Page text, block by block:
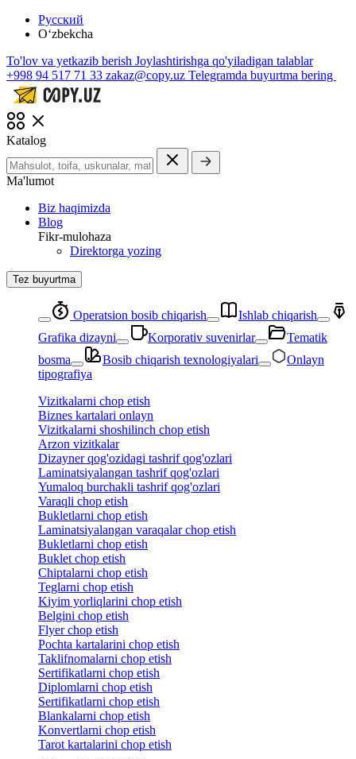
Русский
O‘zbekcha
To'lov va yetkazib berish Joylashtirishga qo'yiladigan talablar
+998 94 517 71 33 zakaz@copy.uz Telegramda buyurtma bering
Katalog
Ma'lumot
Biz haqimizda
Blog
Fikr-mulohaza
Direktorga yozing
Tez buyurtma
Operatsion bosib chiqarish
Ishlab chiqarish
Grafika dizayni
Korporativ suvenirlar
Tematik
bosma
Bosib chiqarish texnologiyalari
Onlayn
tipografiya
Vizitkalarni chop etish
Biznes kartalari onlayn
Vizitkalarni shoshilinch chop etish
Arzon vizitkalar
Dizayner qog'ozidagi tashrif qog'ozlari
Laminatsiyalangan tashrif qog'ozlari
Yumaloq burchakli tashrif qog'ozlari
Varaqli chop etish
Bukletlarni chop etish
Laminatsiyalangan varaqalar chop etish
Bukletlarni chop etish
Buklet chop etish
Chiptalarni chop etish
Teglarni chop etish
Kiyim yorliqlarini chop etish
Belgini chop etish
Flyer chop etish
Pochta kartalarini chop etish
Taklifnomalarni chop etish
Sertifikatlarni chop etish
Diplomlarni chop etish
Sertifikatlarni chop etish
Blankalarni chop etish
Konvertlarni chop etish
Tarot kartalarini chop etish